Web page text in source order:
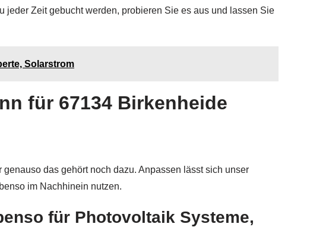
Zeit gebucht werden, probieren Sie es aus und lassen Sie
Solarstrom
für 67134 Birkenheide
das gehört noch dazu. Anpassen lässt sich unser
im Nachhinein nutzen.
für Photovoltaik Systeme,